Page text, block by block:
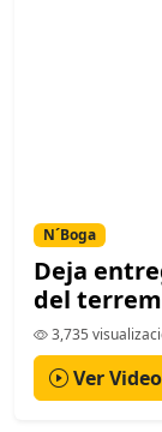
N´Boga
Deja
del
3,735
Ver Video